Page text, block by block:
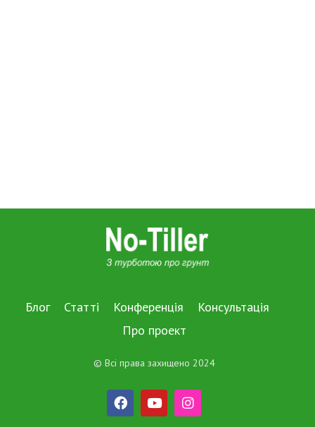
Блог Статті Конференція
Консультація
Про проект
© Всі права захищено 2024